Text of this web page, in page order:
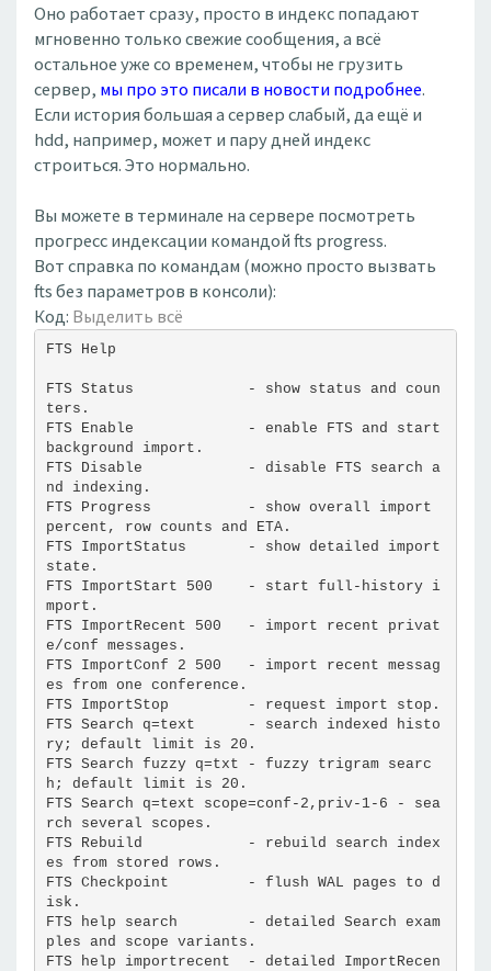
Оно работает сразу, просто в индекс попадают
мгновенно только свежие сообщения, а всё
остальное уже со временем, чтобы не грузить
сервер, мы про это писали в новости подробнее.
Если история большая а сервер слабый, да ещё и
hdd, например, может и пару дней индекс
строиться. Это нормально.
Вы можете в терминале на сервере посмотреть
прогресс индексации командой fts progress.
Вот справка по командам (можно просто вызвать
fts без параметров в консоли):
Код: Выделить всё
FTS Help
FTS Status             - show status and coun
ters.
FTS Enable             - enable FTS and start
background import.
FTS Disable            - disable FTS search a
nd indexing.
FTS Progress           - show overall import
percent, row counts and ETA.
FTS ImportStatus       - show detailed import
state.
FTS ImportStart 500    - start full-history i
mport.
FTS ImportRecent 500   - import recent privat
e/conf messages.
FTS ImportConf 2 500   - import recent messag
es from one conference.
FTS ImportStop         - request import stop.
FTS Search q=text      - search indexed histo
ry; default limit is 20.
FTS Search fuzzy q=txt - fuzzy trigram searc
h; default limit is 20.
FTS Search q=text scope=conf-2,priv-1-6 - sea
rch several scopes.
FTS Rebuild            - rebuild search index
es from stored rows.
FTS Checkpoint         - flush WAL pages to d
isk.
FTS help search        - detailed Search exam
ples and scope variants.
FTS help importrecent  - detailed ImportRecen